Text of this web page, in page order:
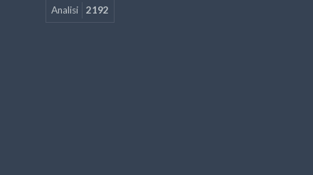
Analisi 2192